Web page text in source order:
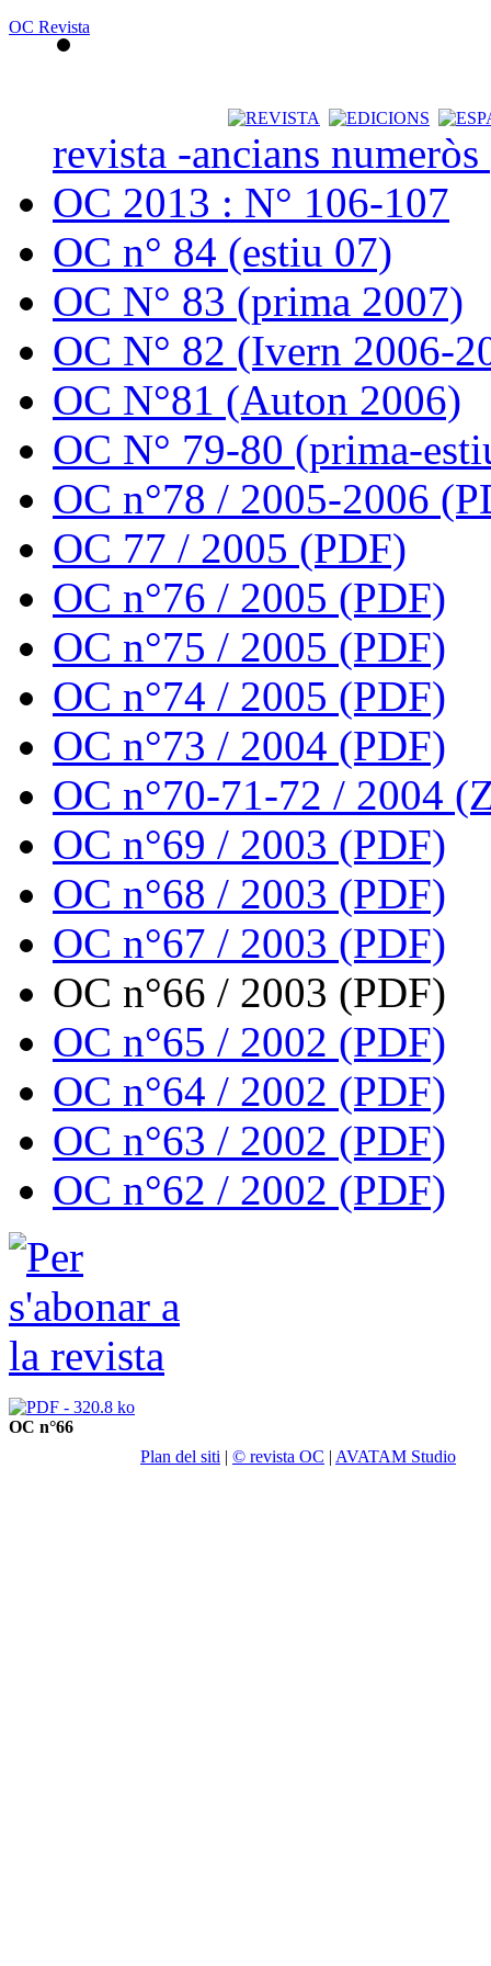
OC Revista
revista -ancians
OC 2013 : N° 106-107
OC n° 84 (estiu 07)
OC N° 83 (prima 2007)
OC N° 82 (Ivern 2006-
OC N°81 (Auton 2006)
OC N° 79-80 (prima-
OC n°78 / 2005-2006
OC 77 / 2005 (PDF)
OC n°76 / 2005 (PDF)
OC n°75 / 2005 (PDF)
OC n°74 / 2005 (PDF)
OC n°73 / 2004 (PDF)
OC n°70-71-72 / 2004
OC n°69 / 2003 (PDF)
OC n°68 / 2003 (PDF)
OC n°67 / 2003 (PDF)
OC n°66 / 2003 (PDF)
OC n°65 / 2002 (PDF)
OC n°64 / 2002 (PDF)
OC n°63 / 2002 (PDF)
OC n°62 / 2002 (PDF)
OC n°66
Plan del siti | © revista OC | AVATAM Studio